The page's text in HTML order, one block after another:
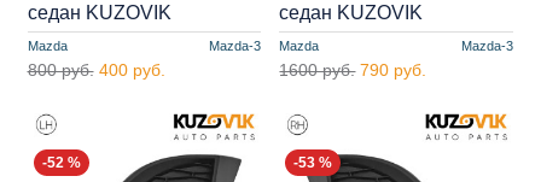
Mazda Mazda-3
седан KUZOVIK
800 руб. 400 руб.
Mazda Mazda-3
седан KUZOVIK
1600 руб. 790 руб.
-52 % -53 %